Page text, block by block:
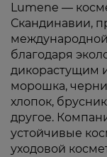
Lumene —
Скандинавии,
благодаря
дикорастущим
морошка,
хлопок,
другое.
устойчивые
уходовой